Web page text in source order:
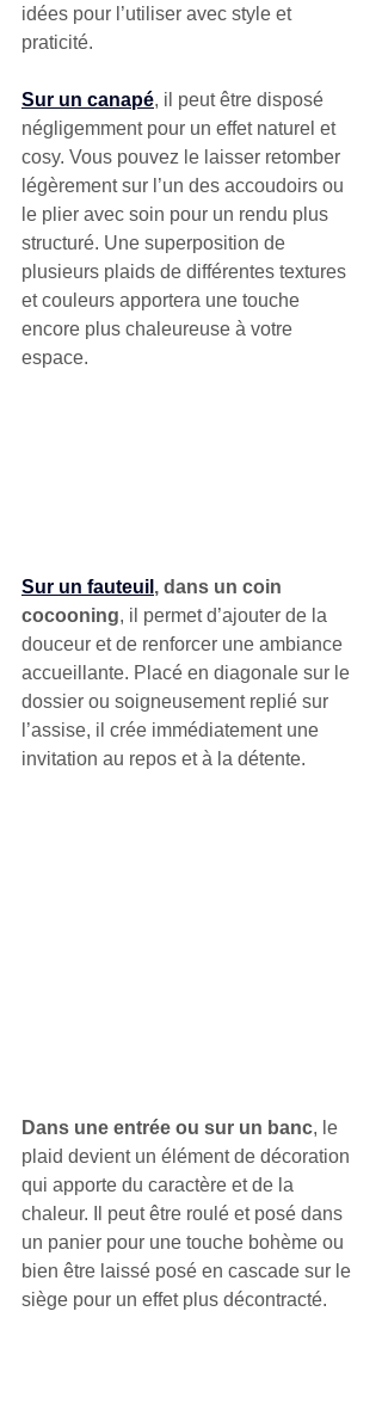
idées pour l’utiliser avec style et
praticité.
Sur un canapé, il peut être disposé
négligemment pour un effet naturel et
cosy. Vous pouvez le laisser retomber
légèrement sur l’un des accoudoirs ou
le plier avec soin pour un rendu plus
structuré. Une superposition de
plusieurs plaids de différentes textures
et couleurs apportera une touche
encore plus chaleureuse à votre
espace.
Sur un fauteuil , dans un coin
cocooning, il permet d’ajouter de la
douceur et de renforcer une ambiance
accueillante. Placé en diagonale sur le
dossier ou soigneusement replié sur
l’assise, il crée immédiatement une
invitation au repos et à la détente.
Dans une entrée ou sur un banc, le
plaid devient un élément de décoration
qui apporte du caractère et de la
chaleur. Il peut être roulé et posé dans
un panier pour une touche bohème ou
bien être laissé posé en cascade sur le
siège pour un effet plus décontracté.